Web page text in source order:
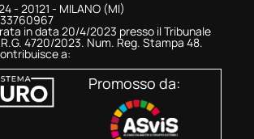
- 20121 - MILANO (MI)
in data 20/4/2023 presso il Tribunale
4720/2023. Num. Reg. Stampa 48.
a:
Promosso da: